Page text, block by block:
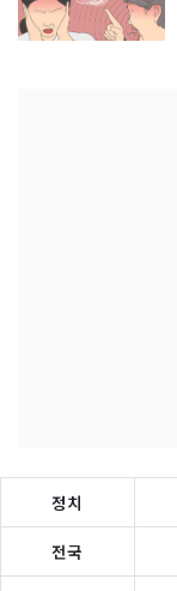
정치
전국